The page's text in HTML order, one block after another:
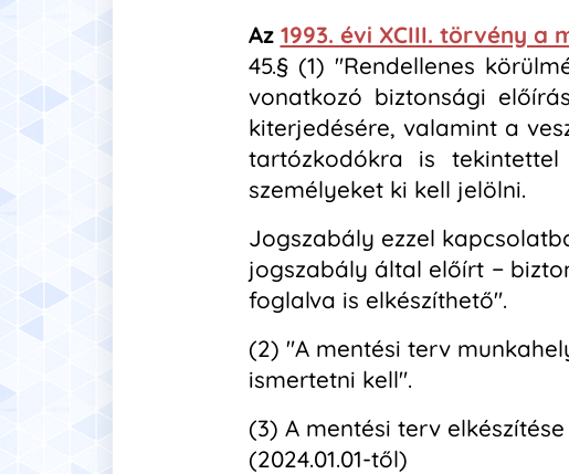
Az 1993. évi XCIII. törvény a
45.§ (1) "Rendellenes
vonatkozó biztonsági
kiterjedésére, valamint a
tartózkodókra is
személyeket ki kell jelölni.
Jogszabály ezzel
jogszabály által előírt −
foglalva is elkészíthető".
(2) "A mentési terv
ismertetni kell".
(3) A mentési terv
(2024.01.01-től)